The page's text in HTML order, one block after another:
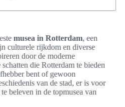
musea in Rotterdam, een
culturele rijkdom en diverse
door de moderne
die Rotterdam te bieden
bent of gewoon
van de stad, er is voor
beleven in de topmusea van